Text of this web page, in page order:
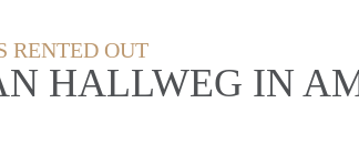
RENTED OUT
HALLWEG IN